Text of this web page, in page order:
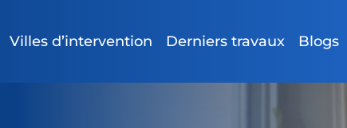
Villes d’intervention Derniers travaux Blogs